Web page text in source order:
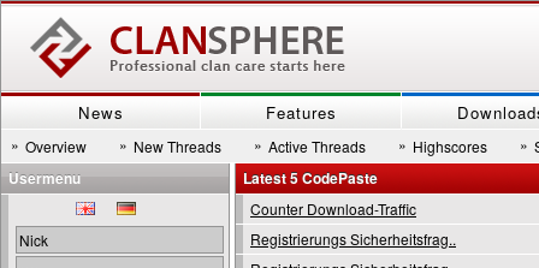
News Features
» Overview » New Threads » Active Threads » Highscores »
Latest 5 CodePaste
Counter Download-Traffic
Registrierungs Sicherheitsfrag..
Usermenu